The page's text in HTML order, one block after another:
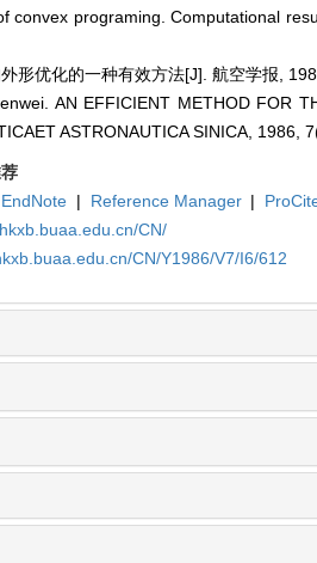
convex programing. Computational
形优化的一种有效方法[J]. 航空学报,
AN EFFICIENT METHOD FOR
ASTRONAUTICA SINICA, 1986,
EndNote | Reference Manager |
CN/
CN/Y1986/V7/I6/612